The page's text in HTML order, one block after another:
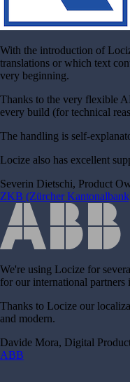
With the introduction of
translations or which text
very beginning.
Thanks to the very flexible
every build (for technical
The handling is self-
Locize also has excellent
Severin Dietschi, Product
ZKB (Zürcher
We're using Locize for
for our international
Thanks to Locize our
and modern.
Davide Mora, Digital
ABB